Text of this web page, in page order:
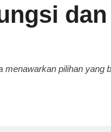
dan
menawarkan pilihan yang